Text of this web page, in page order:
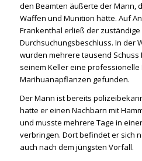
den Beamten äußerte der Mann,
Waffen und Munition hätte. Auf
Frankenthal erließ der
Durchsuchungsbeschluss. In der
wurden mehrere tausend
seinem Keller eine
Marihuanapflanzen gefunden.
Der Mann ist bereits
hatte er einen Nachbarn mit
und musste mehrere Tage in
verbringen. Dort befindet er sich
auch nach dem jüngsten